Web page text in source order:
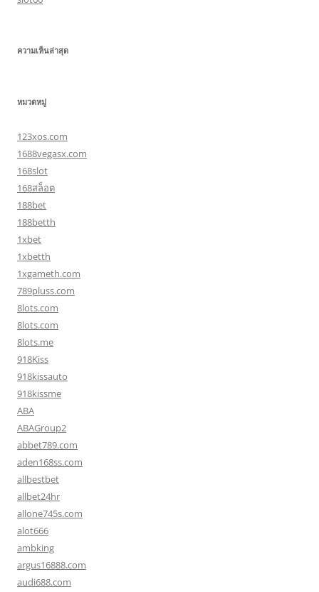
ความเห็นล่าสุด
หมวดหมู่
123xos.com
1688vegasx.com
168slot
168สล็อต
188bet
188betth
1xbet
1xbetth
1xgameth.com
789pluss.com
8lots.com
8lots.com
8lots.me
918Kiss
918kissauto
918kissme
ABA
ABAGroup2
abbet789.com
aden168ss.com
allbestbet
allbet24hr
allone745s.com
alot666
ambking
argus16888.com
audi688.com